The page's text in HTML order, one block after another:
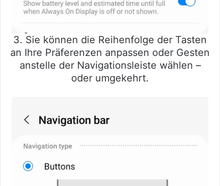
3. Sie können die Reihenfolge der Tasten
an Ihre Präferenzen anpassen oder Gesten
anstelle der Navigationsleiste wählen –
oder umgekehrt.